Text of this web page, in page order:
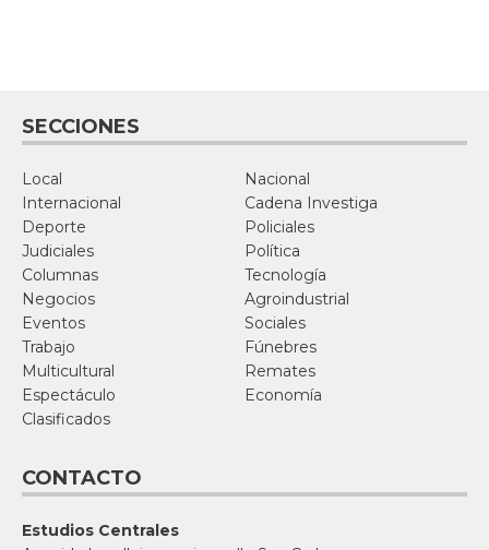
SECCIONES
Local
Nacional
Internacional
Cadena Investiga
Deporte
Policiales
Judiciales
Política
Columnas
Tecnología
Negocios
Agroindustrial
Eventos
Sociales
Trabajo
Fúnebres
Multicultural
Remates
Espectáculo
Economía
Clasificados
CONTACTO
Estudios Centrales